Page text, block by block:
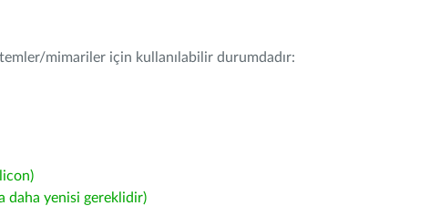
mimariler için kullanılabilir durumdadır:
daha yenisi gereklidir)